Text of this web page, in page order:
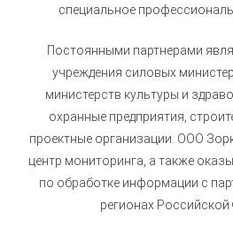
специальное
Постоянными партнерами
учреждения силовых
министерств культуры и
охранные предприятия,
проектные организации. ООО
центр мониторинга, а также
по обработке информации с
регионах Российской